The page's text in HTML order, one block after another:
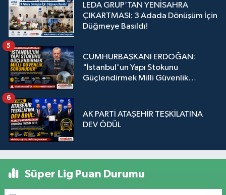
LEDA GRUP’TAN YENİSAHRA
ÇIKARTMASI: 3 Adada Dönüşüm İçin
Düğmeye Basıldı!
CUMHURBAŞKANI ERDOĞAN:
"İstanbul'un Yapı Stokunu
Güçlendirmek Milli Güvenlik
5
AK PARTİ ATAŞEHİR TEŞKİLATINA
DEV ÖDÜL
6
Süper Lig Puan Durumu